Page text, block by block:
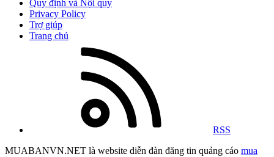
Quy định và Nội quy
Privacy Policy
Trợ giúp
Trang chủ
RSS
MUABANVN.NET là website diễn đàn đăng tin quảng cáo mua